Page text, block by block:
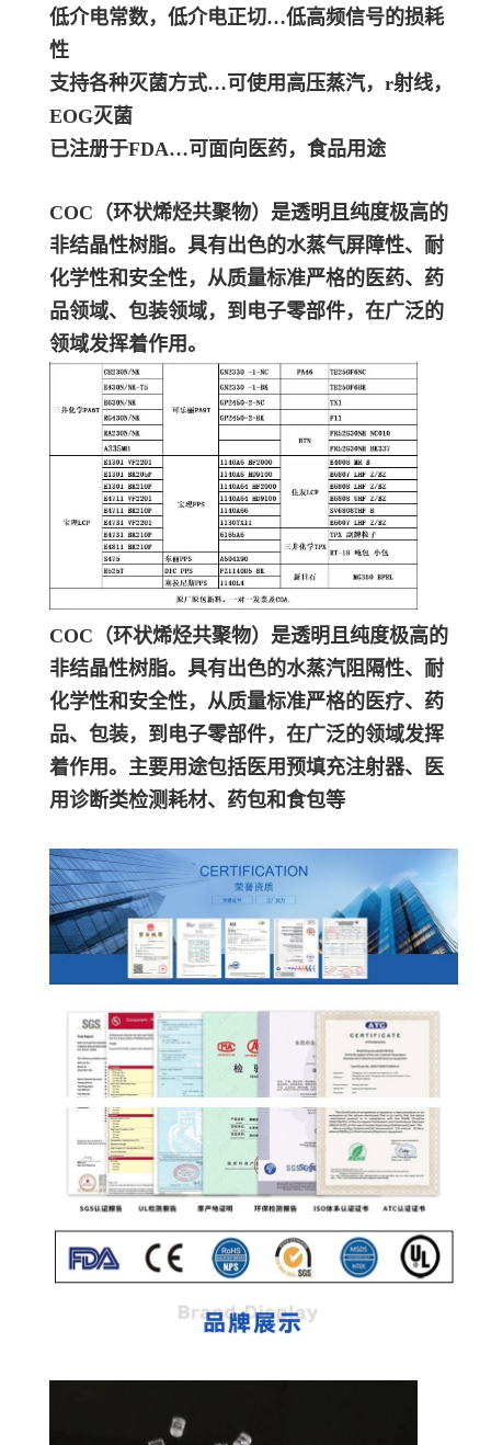
低介电常数，低介电正切…低高频信号的损耗
性
支持各种灭菌方式…可使用高压蒸汽，r射线，
EOG灭菌
已注册于FDA…可面向医药，食品用途
COC（环状烯烃共聚物）是透明且纯度极高的
非结晶性树脂。具有出色的水蒸气屏障性、耐
化学性和安全性，从质量标准严格的医药、药
品领域、包装领域，到电子零部件，在广泛的
领域发挥着作用。
COC（环状烯烃共聚物）是透明且纯度极高的
非结晶性树脂。具有出色的水蒸汽阻隔性、耐
化学性和安全性，从质量标准严格的医疗、药
品、包装，到电子零部件，在广泛的领域发挥
着作用。主要用途包括医用预填充注射器、医
用诊断类检测耗材、药包和食包等